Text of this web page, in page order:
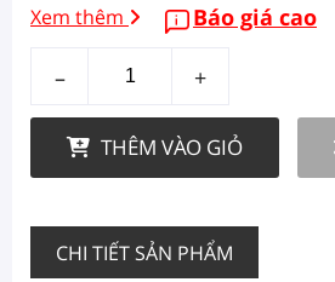
Xem thêm Báo giá cao
– +
THÊM VÀO GIỎ
CHI TIẾT SẢN PHẨM